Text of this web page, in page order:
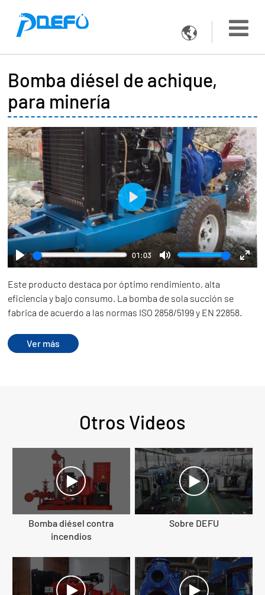

Bomba diésel de achique,
para minería
Play
01:03
Mute
Play
Este producto destaca por óptimo rendimiento, alta
eficiencia y bajo consumo. La bomba de sola succión se
fabrica de acuerdo a las normas ISO 2858/5199 y EN 22858.
Ver más
Otros Videos
Bomba diésel contra
incendios
Sobre DEFU